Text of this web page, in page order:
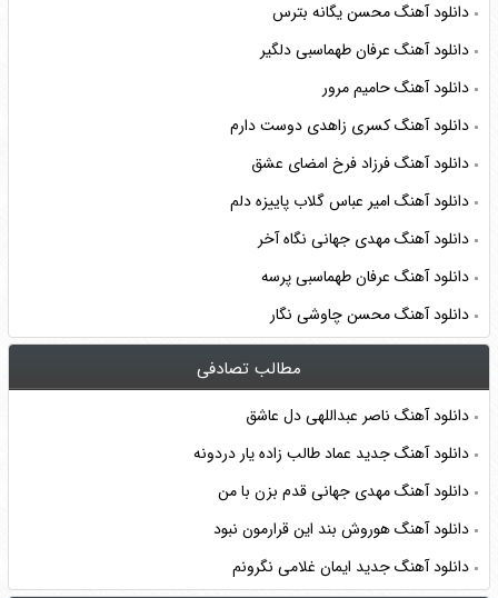
دانلود آهنگ محسن یگانه بترس
دانلود آهنگ عرفان طهماسبی دلگیر
دانلود آهنگ حامیم مرور
دانلود آهنگ کسری زاهدی دوست دارم
دانلود آهنگ فرزاد فرخ امضای عشق
دانلود آهنگ امیر عباس گلاب پاییزه دلم
دانلود آهنگ مهدی جهانی نگاه آخر
دانلود آهنگ عرفان طهماسبی پرسه
دانلود آهنگ محسن چاوشی نگار
مطالب تصادفی
دانلود آهنگ ناصر عبداللهی دل عاشق
دانلود آهنگ جدید عماد طالب زاده یار دردونه
دانلود آهنگ مهدی جهانی قدم بزن با من
دانلود آهنگ هوروش بند این قرارمون نبود
دانلود آهنگ جدید ایمان غلامی نگرونم